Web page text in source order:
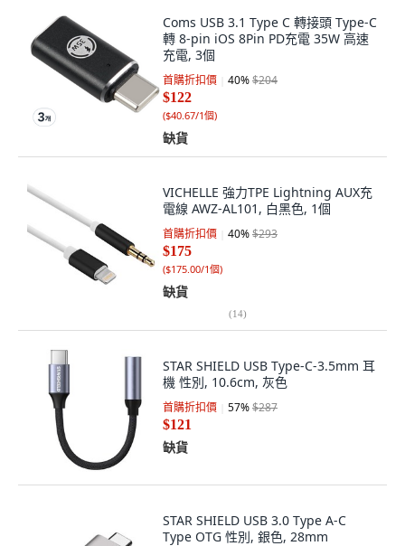
Coms USB 3.1 Type C 轉接頭 Type-C
轉 8-pin iOS 8Pin PD充電 35W 高速
充電, 3個
首購折扣價 40%$204
$122
($40.67/1個)
缺貨
VICHELLE 強力TPE Lightning AUX充
電線 AWZ-AL101, 白黑色, 1個
首購折扣價 40%$293
$175
($175.00/1個)
缺貨
(14)
STAR SHIELD USB Type-C-3.5mm 耳
機 性別, 10.6cm, 灰色
首購折扣價 57%$287
$121
缺貨
STAR SHIELD USB 3.0 Type A-C
Type OTG 性別, 銀色, 28mm